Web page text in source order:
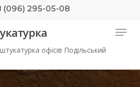
(096) 295-05-08
Menu
офісів Подільський